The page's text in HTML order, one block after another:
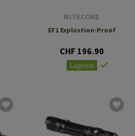
NITECORE
EF1 Explostion-Proof
CHF 196.90
Lagernd